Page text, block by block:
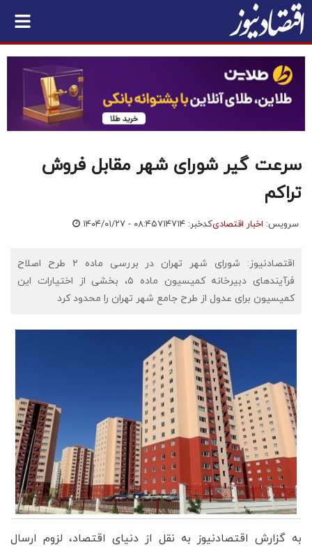
سرعت گیر شورای شهر مقابل فروش
تراکم
سرویس: اخبار اقتصادیکدخبر: ۷۱۴۷۱۴ ۱۴۰۴/۰۱/۲۷ - ۰۸:۴۵
اقتصادنیوز: شورای شهر تهران در بررسی ماده ۲ طرح اصلاح
فرآیندهای دبیرخانه کمیسیون ماده ۵، بخشی از اختیارات این
کمیسیون برای عدول از طرح جامع شهر تهران را محدود کرد
به گزارش اقتصادنیوز به نقل از دنیای اقتصاد، لزوم ارسال